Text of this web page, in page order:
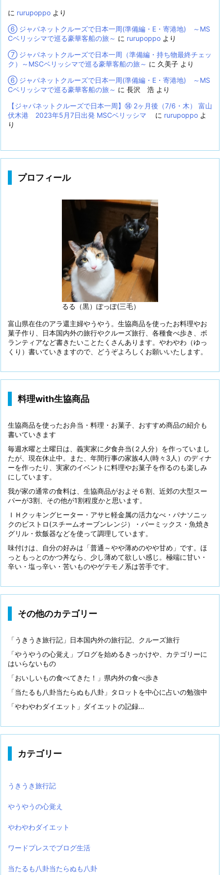
に rurupoppo より
⑥ ジャパネットクルーズで日本一周(準備編・E・寄港地) ～MS
Cベリッシマで巡る豪華客船の旅～ に rurupoppo より
⑦ ジャパネットクルーズで日本一周（準備編・持ち物最終チェッ
ク）～MSCベリッシマで巡る豪華客船の旅～ に 久美子 より
⑥ ジャパネットクルーズで日本一周(準備編・E・寄港地) ～MS
Cベリッシマで巡る豪華客船の旅～ に 長沢 浩 より
【ジャパネットクルーズで日本一周】⑭ 2ヶ月後（7/6・木） 富山
伏木港 2023年5月7日出発 MSCベリッシマ
に rurupoppo よ
り
プロフィール
るる（黒）ぽっぽ(三毛）
富山県在住のアラ還主婦やうやう。生協商品を使ったお料理やお
菓子作り、日本国内外の旅行やクルーズ旅行、各種食べ歩き、ボ
ランティアなど書きたいことたくさんあります。やわやわ（ゆっ
くり）書いていきますので、どうぞよろしくお願いいたします。
料理with生協商品
生協商品を使ったお弁当・料理・お菓子、おすすめ商品の紹介も
書いていきます
毎週水曜と土曜日は、義実家に夕食弁当(２人分）を作っていまし
たが、現在休止中。また、年間行事の家族4人(時々3人）のディナ
ーを作ったり、実家のイベントに料理やお菓子を作るのも楽しみ
にしています。
我が家の通常の食料は、生協商品がおよそ６割、近郊の大型スー
パーが3割、その他が1割程度かと思います。
ＩＨクッキングヒーター・アサヒ軽金属の活力なべ・パナソニッ
クのビストロ(スチームオーブンレンジ）・バーミックス・魚焼き
グリル・炊飯器などを使って調理しています。
味付けは、自分の好みは「普通～やや薄めのやや甘め」です。ほ
っともっとのかつ丼なら、少し薄めて欲しい感じ。極端に甘い・
辛い・塩っ辛い・苦いものやゲテモノ系は苦手です。
その他のカテゴリー
「うきうき旅行記」日本国内外の旅行記、クルーズ旅行
「やうやうの心覚え」ブログを始めるきっかけや、カテゴリーに
はいらないもの
「おいしいもの食べてきた！」県内外の食べ歩き
「当たるも八卦当たらぬも八卦」タロットを中心に占いの勉強中
「やわやわダイエット」ダイエットの記録…
カテゴリー
うきうき旅行記
やうやうの心覚え
やわやわダイエット
ワードプレスでブログ生活
当たるも八卦当たらぬも八卦